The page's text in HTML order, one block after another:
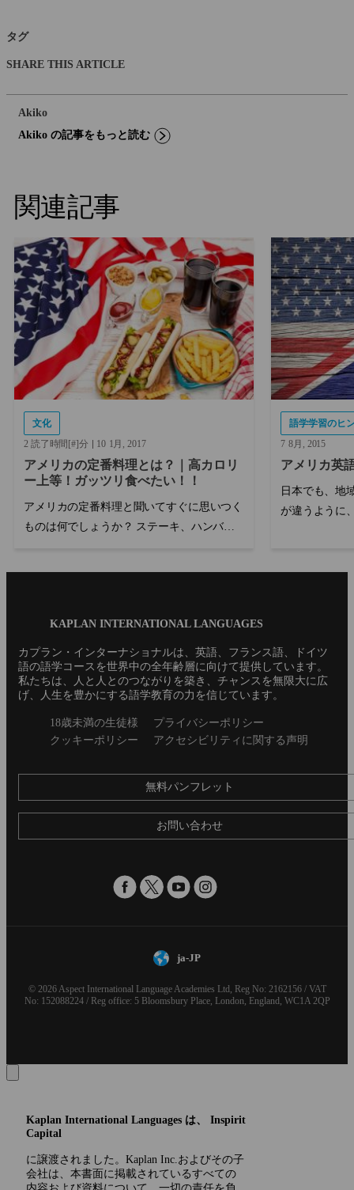
タグ
SHARE THIS ARTICLE
Akiko
Akiko の記事をもっと読む
関連記事
文化
2 読了時間[#]分
10 1月 2017
アメリカの定番料理とは？｜高カロリ
ー上等！ガッツリ食べたい！！
アメリカの定番料理と聞いてすぐに思いつく
ものは何でしょうか？ ステーキ、ハンバー
語学学習のヒ
7 8月 2015
アメリカ英
日本でも、地
が違うように
のに海外...
KAPLAN INTERNATIONAL LANGUAGES
カプラン・インターナショナルは、英語、フランス語、ドイツ
語の語学コースを世界中の全年齢層に向けて提供しています。
私たちは、人と人とのつながりを築き、チャンスを無限大に広
げ、人生を豊かにする語学教育の力を信じています。
Secondary18歳未満の生徒様
プライバシーポリシー
クッキーポリシー
アクセシビリティに関する声明
無料パンフレット
お問い合わせ
ja-JP
© 2026 Aspect International Language Academies Ltd, Reg No: 2162156 / VAT
No: 152088224 / Reg office: 5 Bloomsbury Place, London, England, WC1A 2QP
Kaplan International Languages は、 Inspirit
Capital
に譲渡されました。Kaplan Inc.およびその子
会社は、本書面に掲載されているすべての